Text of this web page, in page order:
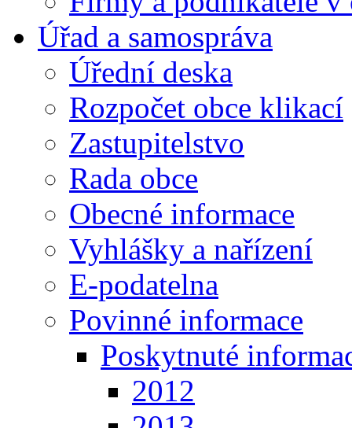
Úřad a samospráva
Úřední deska
Rozpočet obce klikací
Zastupitelstvo
Rada obce
Obecné informace
Vyhlášky a nařízení
E-podatelna
Povinné informace
Poskytnuté
2012